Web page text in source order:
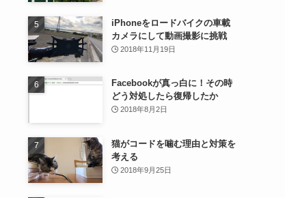
iPhoneをロードバイクの車載
カメラにして動画撮影に挑戦
2018年11月19日
Facebookが真っ白に！その時
どう対処したら復帰したか
2018年8月2日
猫がコードを噛む理由と対策を
考える
2018年9月25日